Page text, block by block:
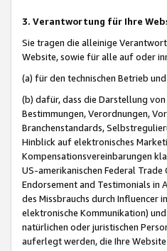
3. Verantwortung für Ihre
Sie tragen die alleinige
Website, sowie für alle auf oder
(a) für den technischen Betrieb
(b) dafür, dass die Darstellung
Bestimmungen, Verordnungen,
Branchenstandards,
Hinblick auf elektronisches
Kompensationsvereinbarungen
US-amerikanischen Federal
Endorsement and Testimonials in
des Missbrauchs durch
elektronische Kommunikation)
natürlichen oder juristischen
auferlegt werden, die Ihre